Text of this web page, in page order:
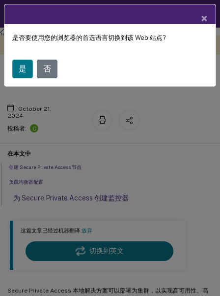
Citrix Secure Private Access Citrix Secure Private Access - 本地
这篇文章已经过机器翻译.放弃
切换到英文
Secure Private Access 本地解决方案可以部署为集群，以实现高可用性、高
将 Secure Private Access 部署为群集
October 21,
2024
投稿者:
C
在本文中
创建 Secure Private Access 节点
负载均衡器配置
为 Secure Private Access 创建监控器
×
是否要使用您的浏览器的首选语言切换到该 Web 站点?
是 否